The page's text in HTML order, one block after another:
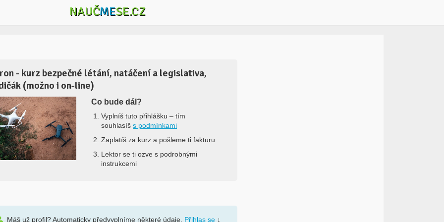
NAUČMESE.CZ
- kurz bezpečné létání, natáčení a legislativa,
(možno i on-line)
Co bude dál?
Vyplníš tuto přihlášku – tím
souhlasíš s podmínkami
Zaplatíš za kurz a pošleme ti fakturu
Lektor se ti ozve s podrobnými
instrukcemi
Máš už profil? Automaticky předvyplníme některé údaje. Přihlas se ↓